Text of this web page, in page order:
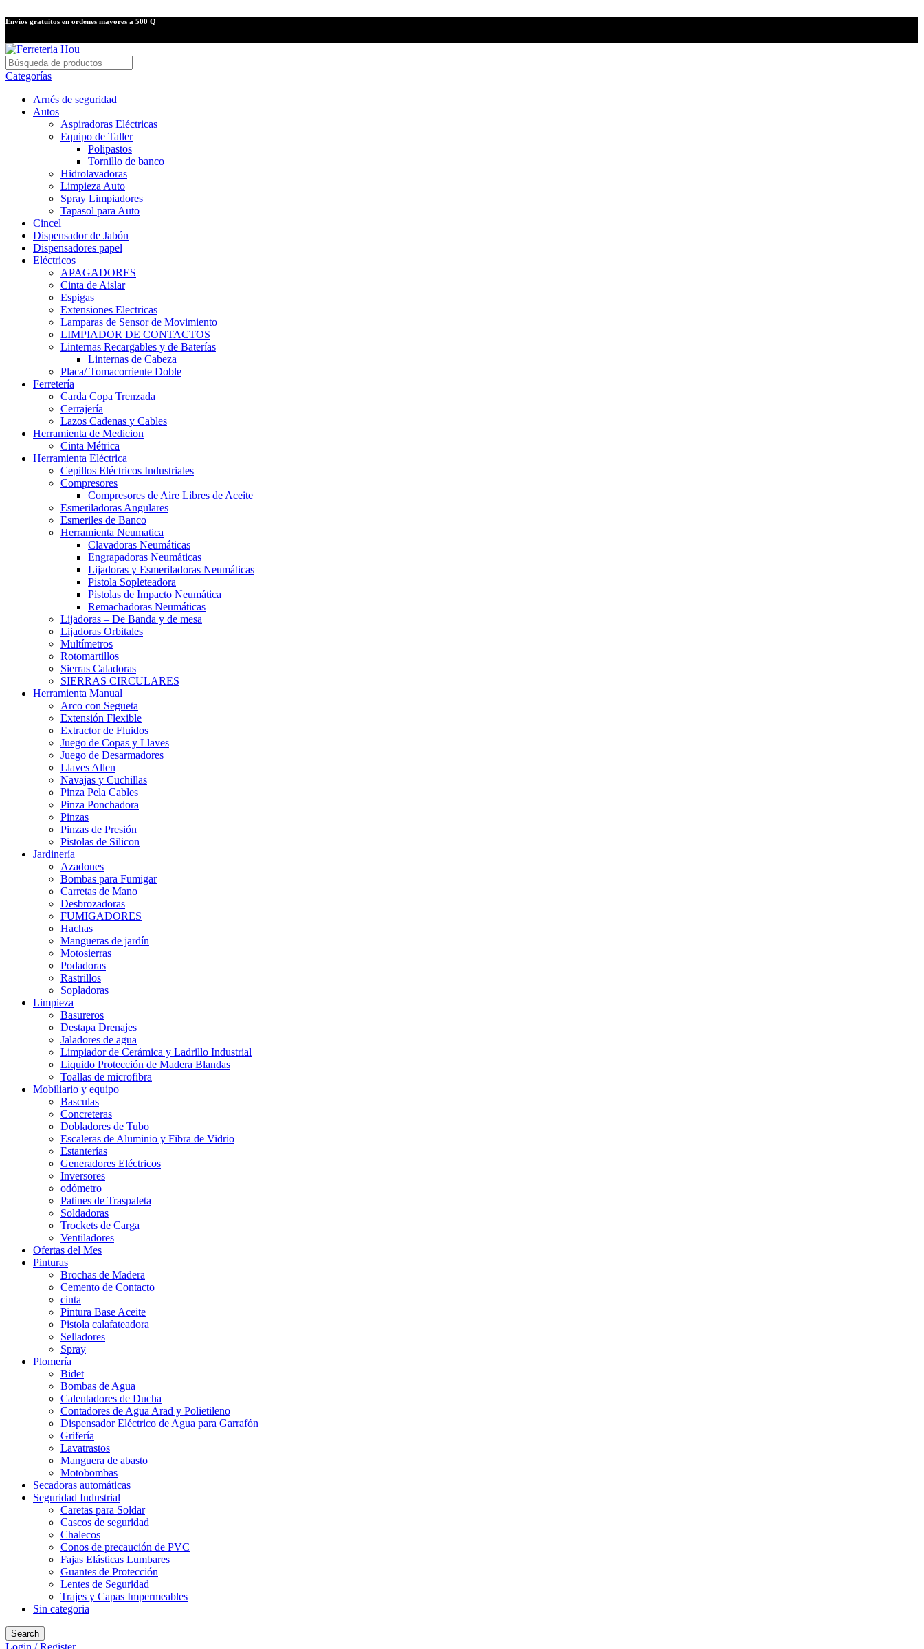
Envíos gratuitos en ordenes mayores a 500 Q
Categorías
Arnés de seguridad
Autos
Aspiradoras Eléctricas
Equipo de Taller
Polipastos
Tornillo de banco
Hidrolavadoras
Limpieza Auto
Spray Limpiadores
Tapasol para Auto
Cincel
Dispensador de Jabón
Dispensadores papel
Eléctricos
APAGADORES
Cinta de Aislar
Espigas
Extensiones Electricas
Lamparas de Sensor de Movimiento
LIMPIADOR DE CONTACTOS
Linternas Recargables y de Baterías
Linternas de Cabeza
Placa/ Tomacorriente Doble
Ferretería
Carda Copa Trenzada
Cerrajería
Lazos Cadenas y Cables
Herramienta de Medicion
Cinta Métrica
Herramienta Eléctrica
Cepillos Eléctricos Industriales
Compresores
Compresores de Aire Libres de Aceite
Esmeriladoras Angulares
Esmeriles de Banco
Herramienta Neumatica
Clavadoras Neumáticas
Engrapadoras Neumáticas
Lijadoras y Esmeriladoras Neumáticas
Pistola Sopleteadora
Pistolas de Impacto Neumática
Remachadoras Neumáticas
Lijadoras – De Banda y de mesa
Lijadoras Orbitales
Multímetros
Rotomartillos
Sierras Caladoras
SIERRAS CIRCULARES
Herramienta Manual
Arco con Segueta
Extensión Flexible
Extractor de Fluidos
Juego de Copas y Llaves
Juego de Desarmadores
Llaves Allen
Navajas y Cuchillas
Pinza Pela Cables
Pinza Ponchadora
Pinzas
Pinzas de Presión
Pistolas de Silicon
Jardinería
Azadones
Bombas para Fumigar
Carretas de Mano
Desbrozadoras
FUMIGADORES
Hachas
Mangueras de jardín
Motosierras
Podadoras
Rastrillos
Sopladoras
Limpieza
Basureros
Destapa Drenajes
Jaladores de agua
Limpiador de Cerámica y Ladrillo Industrial
Liquido Protección de Madera Blandas
Toallas de microfibra
Mobiliario y equipo
Basculas
Concreteras
Dobladores de Tubo
Escaleras de Aluminio y Fibra de Vidrio
Estanterías
Generadores Eléctricos
Inversores
odómetro
Patines de Traspaleta
Soldadoras
Trockets de Carga
Ventiladores
Ofertas del Mes
Pinturas
Brochas de Madera
Cemento de Contacto
cinta
Pintura Base Aceite
Pistola calafateadora
Selladores
Spray
Plomería
Bidet
Bombas de Agua
Calentadores de Ducha
Contadores de Agua Arad y Polietileno
Dispensador Eléctrico de Agua para Garrafón
Grifería
Lavatrastos
Manguera de abasto
Motobombas
Secadoras automáticas
Seguridad Industrial
Caretas para Soldar
Cascos de seguridad
Chalecos
Conos de precaución de PVC
Fajas Elásticas Lumbares
Guantes de Protección
Lentes de Seguridad
Trajes y Capas Impermeables
Sin categoria
Search
Login / Register